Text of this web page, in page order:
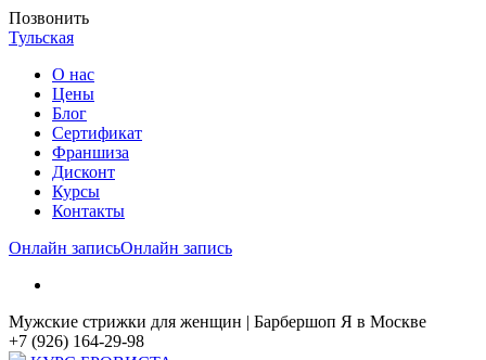
Позвонить
Тульская
О нас
Цены
Блог
Cертификат
Франшиза
Дисконт
Курсы
Контакты
Онлайн записьОнлайн запись
Мужские стрижки для женщин | Барбершоп Я в Москве
+7 (926) 164-29-98